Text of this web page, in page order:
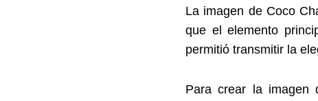
La imagen de Coco
que el elemento
permitió transmitir la
Para crear la imagen